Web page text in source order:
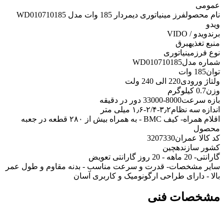
عمومی
نام محصول
فرز مینیاتوری دیمردار 185 وات مدل WD010710185
ویدو
برندویدو / VIDO
منبع تغذیهبرق
نوع فرز مینیاتوری
شماره مدلWD010710185
توان185 وات
ولتاژ ورودی220 الی 240 ولت
وزن0.7 کیلوگرم
بازه سرعت8000-33000 دور در دقیقه
اندازه سه نظام۳٫۲-۲/۴-۱٫۶ میلی متر
اقلام همراه
- کیف BMC - به همراه بیش از ۲۸۰ قطعه در جعبه
محصول
کد کالا عمران3207330
کشور سازندهچین
گارانتی- 20 ماهه - 20 روز گارانتی تعویض
سایر مشخصات- قدرت و سرعت مناسب - بدنه مقاوم و طول عمر
بالا - دارای طراحی ارگونومیک و کاربری آسان
مشخصات فنی